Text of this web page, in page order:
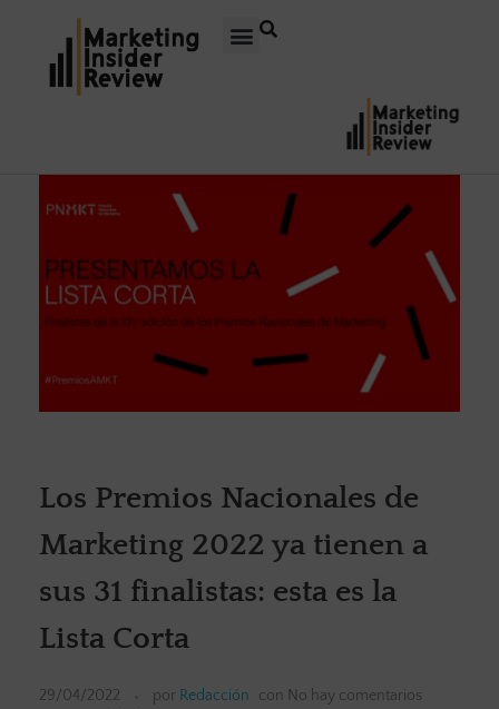
Los Premios Nacionales de
Marketing 2022 ya tienen a
sus 31 finalistas: esta es la
Lista Corta
29/04/2022 por Redacción con No hay comentarios